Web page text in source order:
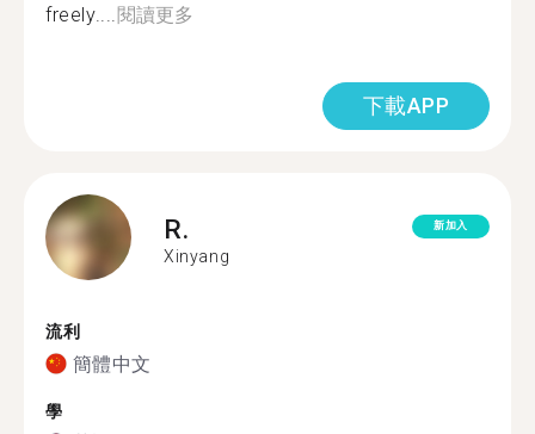
freely....閱讀更多
下載APP
R.
Xinyang
新加入
流利
簡體中文
學